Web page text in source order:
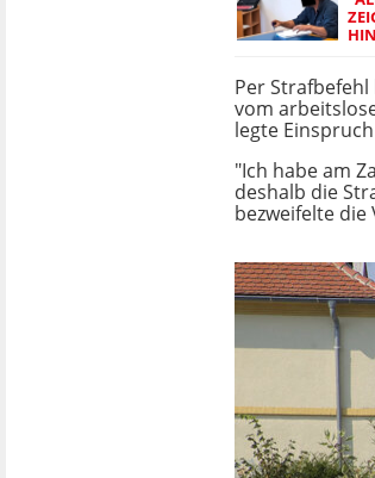
Per Strafbefehl
vom
legte
"Ich habe am
deshalb die
bezweifelte die